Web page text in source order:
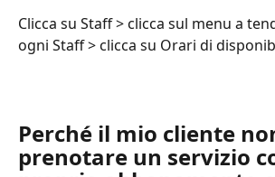
Clicca su Staff > clicca sul menu a
ogni Staff > clicca su Orari di
Perché il mio cliente
prenotare un servizio